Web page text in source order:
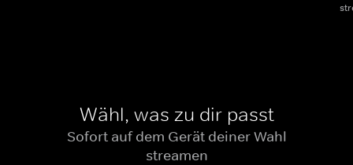
Wähl, was zu dir passt
Sofort auf dem Gerät deiner Wahl
streamen